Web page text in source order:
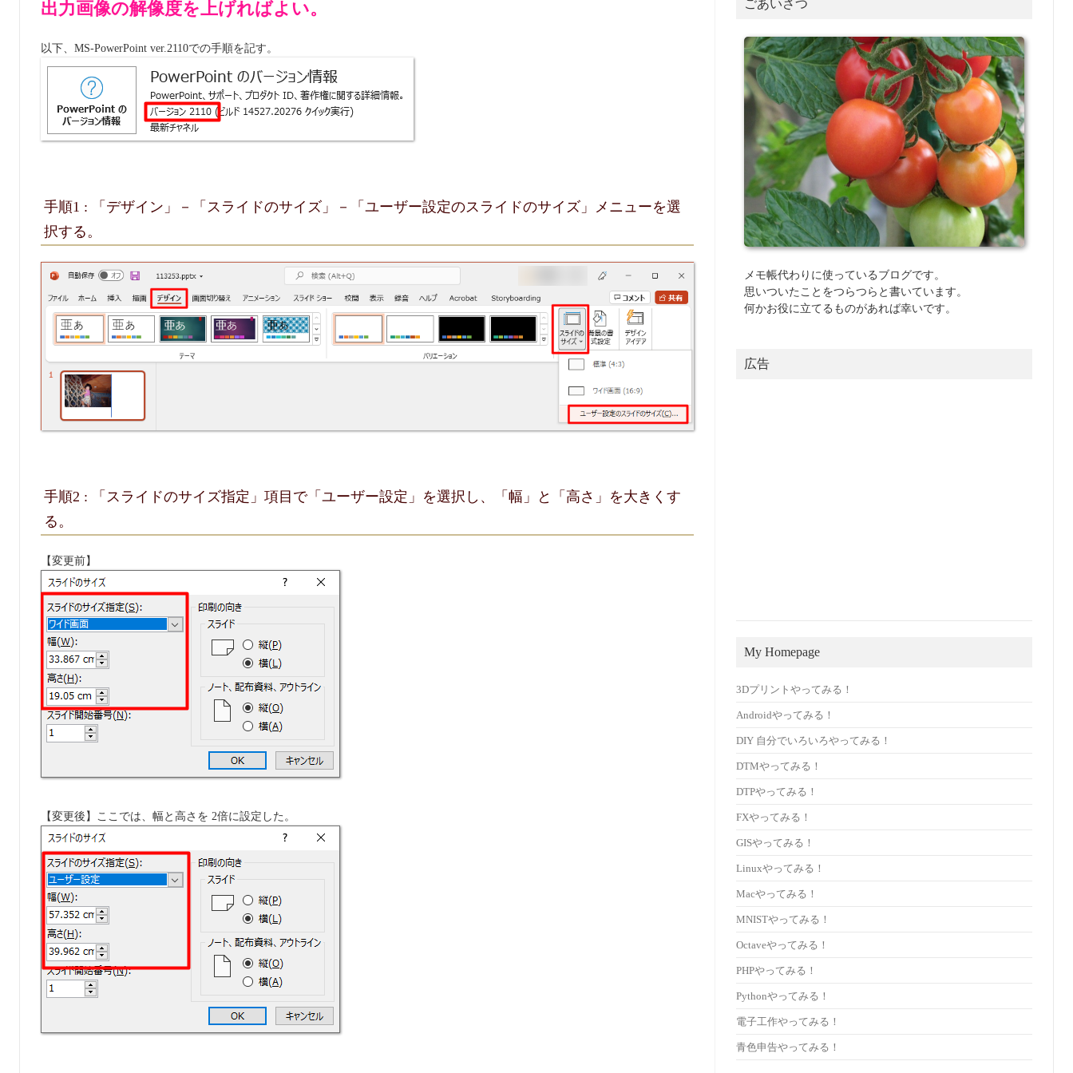
出力画像の解像度を上げればよい。
以下、MS-PowerPoint ver.2110での手順を記す。
手順1 : 「デザイン」－「スライドのサイズ」－「ユーザー設定のスライドのサイズ」メニューを選
択する。
手順2 : 「スライドのサイズ指定」項目で「ユーザー設定」を選択し、「幅」と「高さ」を大きくす
る。
【変更前】
【変更後】ここでは、幅と高さを 2倍に設定した。
ごあいさつ
メモ帳代わりに使っているブログです。
思いついたことをつらつらと書いています。
何かお役に立てるものがあれば幸いです。
広告
My Homepage
3Dプリントやってみる！
Androidやってみる！
DIY 自分でいろいろやってみる！
DTMやってみる！
DTPやってみる！
FXやってみる！
GISやってみる！
Linuxやってみる！
Macやってみる！
MNISTやってみる！
Octaveやってみる！
PHPやってみる！
Pythonやってみる！
電子工作やってみる！
青色申告やってみる！